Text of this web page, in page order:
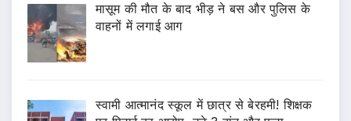
मासूम की मौत के बाद भीड़ ने बस और पुलिस के
वाहनों में लगाई आग
स्वामी आत्मानंद स्कूल में छात्र से बेरहमी! शिक्षक